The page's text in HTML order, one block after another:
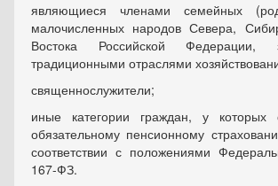
являющиеся членами семейных
малочисленных народов Севера,
Востока Российской Федерации,
традиционными отраслями
священнослужители;
иные категории граждан, у которых
обязательному пенсионному
соответствии с положениями
167-ФЗ.